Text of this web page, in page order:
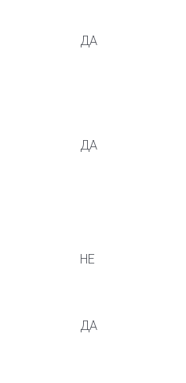
ДА
ДА
НЕ
ДА